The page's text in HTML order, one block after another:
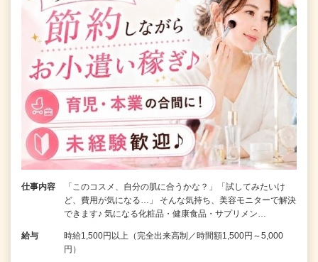
仕事内容
「このコスメ、自分の肌に合うかな？」「試してみたいけ
ど、費用が気になる…」 そんな気持ち、美容モニターで解決
できます♪ 気になる化粧品・健康食品・サプリメン…
給与
時給1,500円以上（完全出来高制／時間額1,500円～5,000
円）